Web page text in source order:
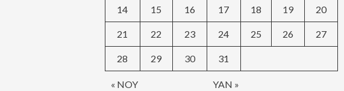
« NOY YAN »
14 15 16 17 18 19 20
21 22 23 24 25 26 27
28 29 30 31